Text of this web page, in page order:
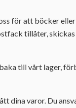
för att böcker
tillåter,
till vårt lager,
dina varor. Du